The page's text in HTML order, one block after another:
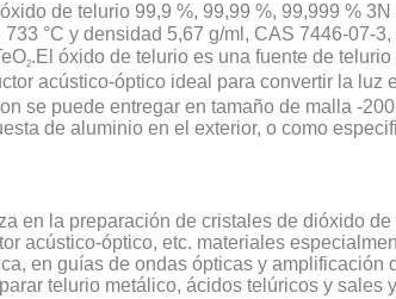
de telurio 99,9 %, 99,99 %, 99,999 % 3N
°C y densidad 5,67 g/ml, CAS 7446-07-
2.El óxido de telurio es una fuente de
acústico-óptico ideal para convertir la
se puede entregar en tamaño de malla -
de aluminio en el exterior, o como
en la preparación de cristales de dióxido
acústico-óptico, etc. materiales
en guías de ondas ópticas y
telurio metálico, ácidos telúricos y sales